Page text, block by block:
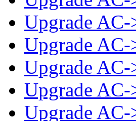
Upgrade
Upgrade
Upgrade
Upgrade
Upgrade